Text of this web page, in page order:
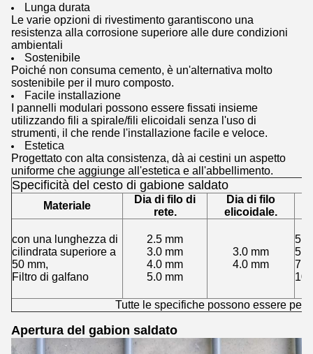
Lunga durata
Le varie opzioni di rivestimento garantiscono una
resistenza alla corrosione superiore alle dure condizioni
ambientali
Sostenibile
Poiché non consuma cemento, è un'alternativa molto
sostenibile per il muro composto.
Facile installazione
I pannelli modulari possono essere fissati insieme
utilizzando fili a spirale/fili elicoidali senza l'uso di
strumenti, il che rende l'installazione facile e veloce.
Estetica
Progettato con alta consistenza, dà ai cestini un aspetto
uniforme che aggiunge all'estetica e all'abbellimento.
Specificità del cesto di gabione saldato
Materiale
Dia di filo di
rete.
Dia di filo
elicoidale.
con una lunghezza di
cilindrata superiore a
50 mm,
Filtro di galfano
2.5 mm
3.0 mm
4.0 mm
5.0 mm
3.0 mm
4.0 mm
5 ×
5 ×
10
Tutte le specifiche possono essere
Apertura del gabion saldato